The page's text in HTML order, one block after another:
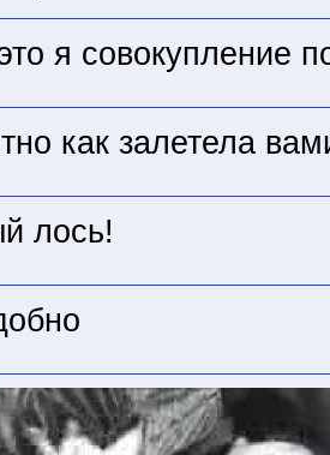
я совокупление
как залетела
лось!